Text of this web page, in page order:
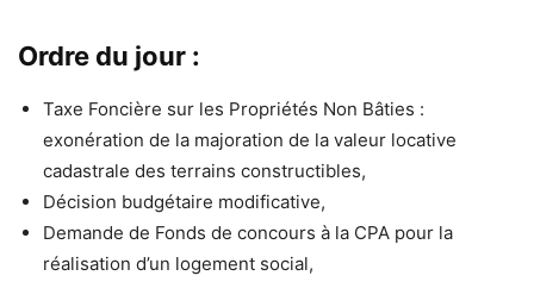
Ordre du jour :
Taxe Foncière sur les Propriétés Non Bâties :
exonération de la majoration de la valeur locative
cadastrale des terrains constructibles,
Décision budgétaire modificative,
Demande de Fonds de concours à la CPA pour la
réalisation d’un logement social,